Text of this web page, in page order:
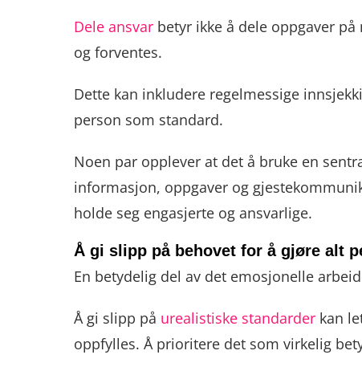
Dele ansvar betyr ikke å dele oppgaver
og forventes.
Dette kan inkludere regelmessige
person som standard.
Noen par opplever at det å bruke en
informasjon, oppgaver og
holde seg engasjerte og ansvarlige.
Å gi slipp på behovet for å gjøre alt
En betydelig del av det emosjonelle
Å gi slipp på urealistiske standarder kan
oppfylles. Å prioritere det som virkelig